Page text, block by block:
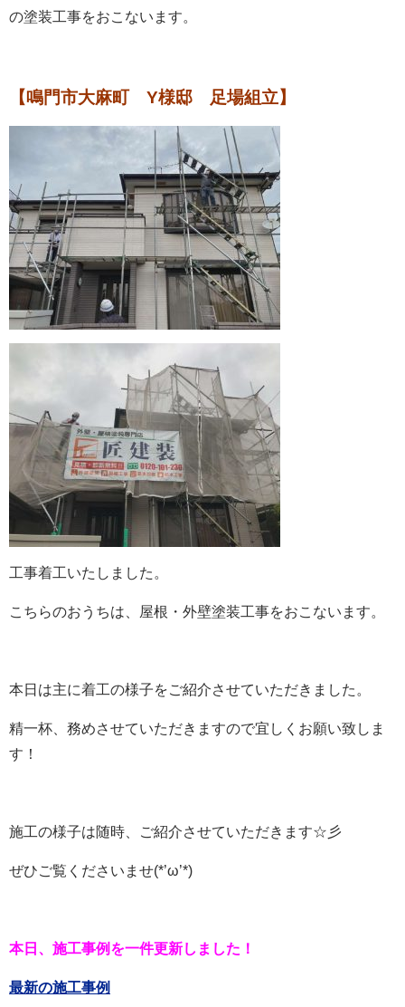
の塗装工事をおこないます。
【鳴門市大麻町 Y様邸 足場組立】
工事着工いたしました。
こちらのおうちは、屋根・外壁塗装工事をおこないます。
本日は主に着工の様子をご紹介させていただきました。
精一杯、務めさせていただきますので宜しくお願い致しま
す！
施工の様子は随時、ご紹介させていただきます☆彡
ぜひご覧くださいませ(*’ω’*)
本日、施工事例を一件更新しました！
最新の施工事例